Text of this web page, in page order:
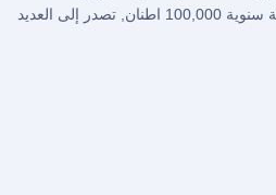
أكثر من 3000 المؤسسات. بطاقة سنوية 100,000 اطنان, تصدر إلى العديد